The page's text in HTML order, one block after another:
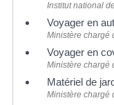
Institut national
Voyager en
Ministère chargé
Voyager en
Ministère chargé
Matériel de
Ministère chargé